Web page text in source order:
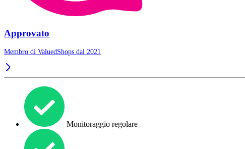
Approvato
Membro di ValuedShops dal 2021
Monitoraggio regolare